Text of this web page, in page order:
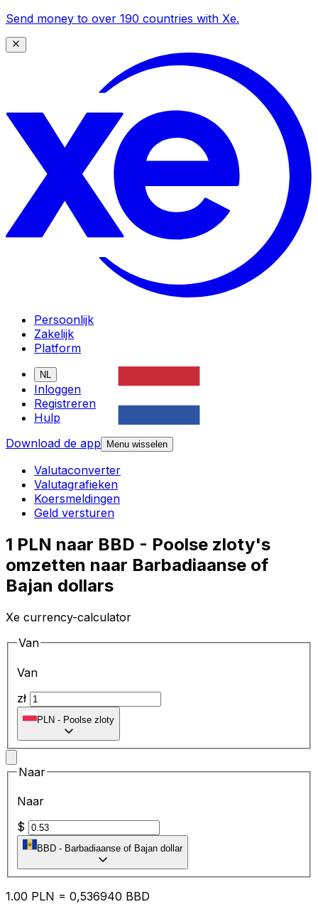
Send money to over 190 countries with Xe.
Persoonlijk
Zakelijk
Platform
NL
Inloggen
Registreren
Hulp
Download de app
Menu wisselen
Valutaconverter
Valutagrafieken
Koersmeldingen
Geld versturen
1 PLN naar BBD - Poolse zloty's
omzetten naar Barbadiaanse of
Bajan dollars
Xe currency-calculator
Van
Van
zł
PLN - Poolse zloty
Naar
Naar
$
BBD - Barbadiaanse of Bajan dollar
1.00 PLN = 0,536940 BBD